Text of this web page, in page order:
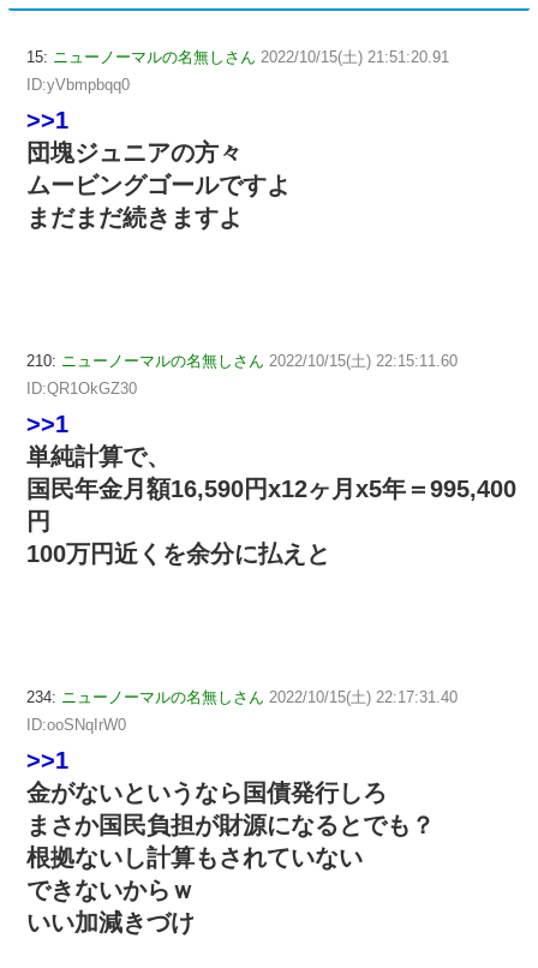
15: ニューノーマルの名無しさん 2022/10/15(土) 21:51:20.91
ID:yVbmpbqq0
>>1
団塊ジュニアの方々
ムービングゴールですよ
まだまだ続きますよ
210: ニューノーマルの名無しさん 2022/10/15(土) 22:15:11.60
ID:QR1OkGZ30
>>1
単純計算で、
国民年金月額16,590円x12ヶ月x5年＝995,400
円
100万円近くを余分に払えと
234: ニューノーマルの名無しさん 2022/10/15(土) 22:17:31.40
ID:ooSNqIrW0
>>1
金がないというなら国債発行しろ
まさか国民負担が財源になるとでも？
根拠ないし計算もされていない
できないからｗ
いい加減きづけ